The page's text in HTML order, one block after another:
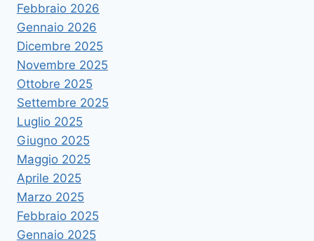
Febbraio 2026
Gennaio 2026
Dicembre 2025
Novembre 2025
Ottobre 2025
Settembre 2025
Luglio 2025
Giugno 2025
Maggio 2025
Aprile 2025
Marzo 2025
Febbraio 2025
Gennaio 2025